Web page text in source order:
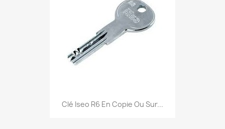
Clé Iseo R6 En Copie Ou Sur...